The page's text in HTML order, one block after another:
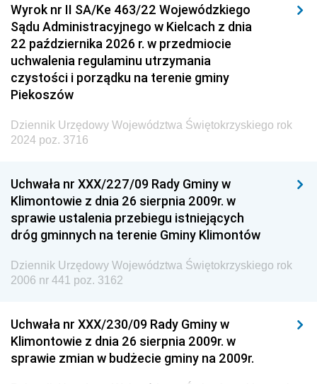
Wyrok nr II SA/Ke 463/22 Wojewódzkiego
Sądu Administracyjnego w Kielcach z dnia
22 października 2026 r. w przedmiocie
uchwalenia regulaminu utrzymania
czystości i porządku na terenie gminy
Piekoszów
Dziennik Urzędowy Województwa Świętokrzyskiego rok
2024 poz. 3716
Uchwała nr XXX/227/09 Rady Gminy w
Klimontowie z dnia 26 sierpnia 2009r. w
sprawie ustalenia przebiegu istniejących
dróg gminnych na terenie Gminy Klimontów
Dziennik Urzędowy Województwa Świętokrzyskiego rok
2006 nr 441 poz. 3162
Uchwała nr XXX/230/09 Rady Gminy w
Klimontowie z dnia 26 sierpnia 2009r. w
sprawie zmian w budżecie gminy na 2009r.